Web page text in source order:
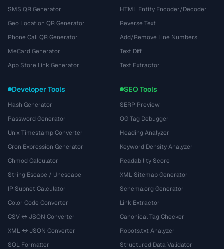
SMS QR Generator
Geo Location QR Generator
Phone Call QR Generator
MeCard Generator
App Store Link Generator
HTML Entity Encoder/Decoder
Reverse Text
Add/Remove Line Numbers
Text Diff
Text Extractor
Developer Tools
Hash Generator
Password Generator
Unix Timestamp Converter
Cron Expression Generator
Chmod Calculator
String Escape / Unescape
IP Subnet Calculator
Color Code Converter
CSV ↔ JSON Converter
XML ↔ JSON Converter
SQL Formatter
SEO Tools
SERP Preview
OG Tag Debugger
Heading Analyzer
Keyword Density Analyzer
Readability Score
XML Sitemap Generator
Schema.org Generator
Link Extractor
Canonical Tag Checker
Robots.txt Analyzer
Structured Data Validator